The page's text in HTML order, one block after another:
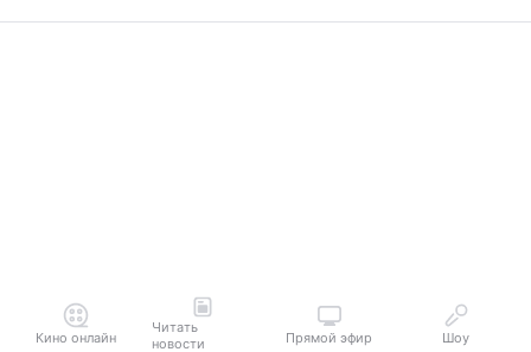
Кино онлайн
Читать
новости
Прямой эфир Шоу